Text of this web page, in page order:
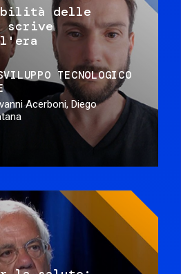
delle
scrive
TECNOLOGICO
Acerboni, Diego